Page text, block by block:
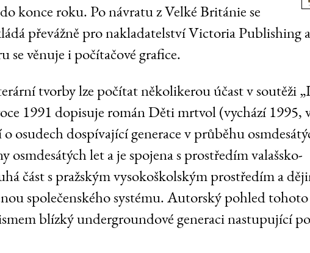
konce roku. Po návratu z Velké Británie se
převážně pro nakladatelství Victoria Publishing
věnuje i počítačové grafice.
tvorby lze počítat několikerou účast v soutěži
1991 dopisuje román Děti mrtvol (vychází 1995,
osudech dospívající generace v průběhu
osmdesátých let a je spojena s prostředím valašsko-
část s pražským vysokoškolským prostředím a
společenského systému. Autorský pohled
blízký undergroundové generaci nastupující